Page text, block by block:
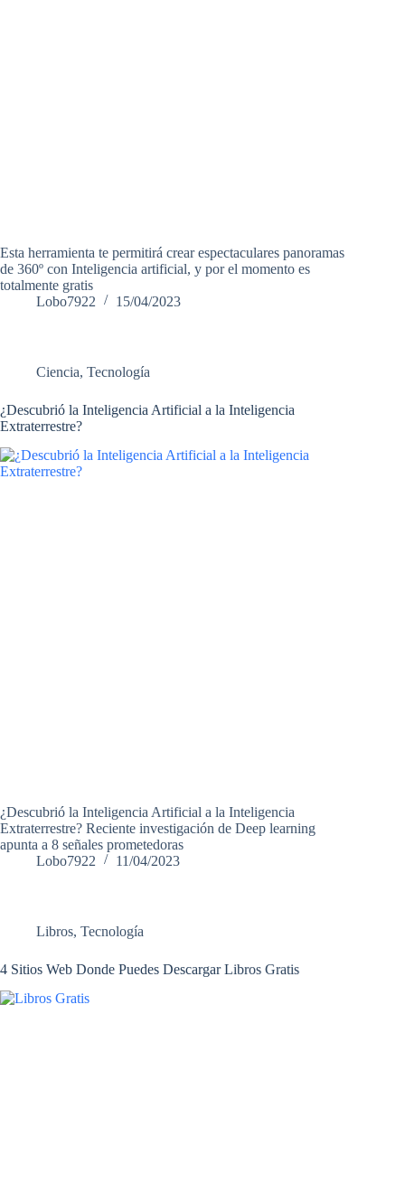
Esta herramienta te permitirá crear espectaculares panoramas
de 360º con Inteligencia artificial, y por el momento es
totalmente gratis
Lobo7922
15/04/2023
Ciencia, Tecnología
¿Descubrió la Inteligencia Artificial a la Inteligencia
Extraterrestre?
¿Descubrió la Inteligencia Artificial a la Inteligencia
Extraterrestre? Reciente investigación de Deep learning
apunta a 8 señales prometedoras
Lobo7922
11/04/2023
Libros, Tecnología
4 Sitios Web Donde Puedes Descargar Libros Gratis